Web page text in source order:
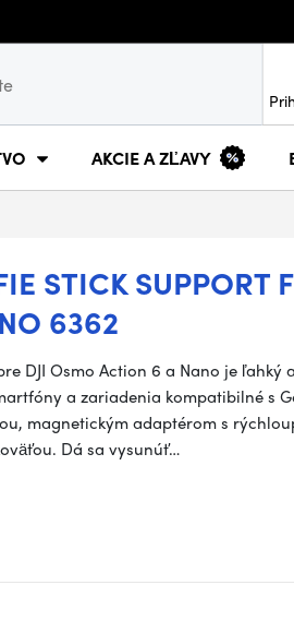
AKCIE A ZĽAVY
STICK SUPPORT
6362
DJI Osmo Action 6 a Nano je
a zariadenia kompatibilné s
magnetickým adaptérom s
Dá sa vysunúť…